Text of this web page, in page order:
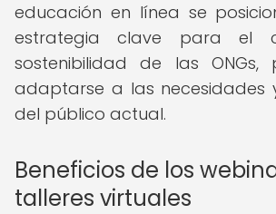
educación en línea se
estrategia clave para el
sostenibilidad de las ONGs,
adaptarse a las necesidades
del público actual.
Beneficios de los
talleres virtuales